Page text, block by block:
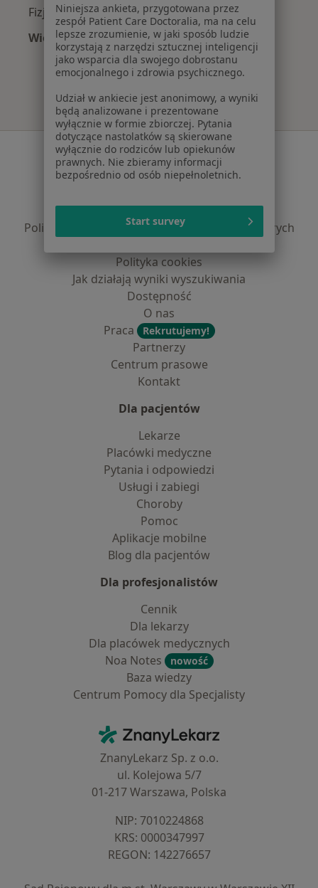
Fizjoterapeuci z TU Zdrowie w Bydgoszczy
Więcej (2)
Więcej w kategorii: Najpopularniejsze
Serwis
Regulamin
Polityka prywatności profesjonalistów
Polityka prywatności dla profesjonalistów, których
Polityka cookies
Jak działają wyniki wyszukiwania
Dostępność
O nas
Praca
Rekrutujemy!
Partnerzy
Centrum prasowe
Kontakt
Dla pacjentów
Lekarze
Placówki medyczne
Pytania i odpowiedzi
Usługi i zabiegi
Choroby
Pomoc
Aplikacje mobilne
Blog dla pacjentów
Dla profesjonalistów
Cennik
Dla lekarzy
Dla placówek medycznych
Noa Notes
nowość
Baza wiedzy
Centrum Pomocy dla Specjalisty
ZnanyLekarz - Strona główna
ZnanyLekarz Sp. z o.o.
ul. Kolejowa 5/7
01-217 Warszawa, Polska
NIP: ⁠7010224868
KRS: ⁠0000347997
REGON: ⁠142276657
Niniejsza ankieta, przygotowana przez
zespół Patient Care Doctoralia, ma na celu
lepsze zrozumienie, w jaki sposób ludzie
korzystają z narzędzi sztucznej inteligencji
jako wsparcia dla swojego dobrostanu
emocjonalnego i zdrowia psychicznego.
Udział w ankiecie jest anonimowy, a wyniki
będą analizowane i prezentowane
wyłącznie w formie zbiorczej. Pytania
dotyczące nastolatków są skierowane
wyłącznie do rodziców lub opiekunów
prawnych. Nie zbieramy informacji
bezpośrednio od osób niepełnoletnich.
Start survey